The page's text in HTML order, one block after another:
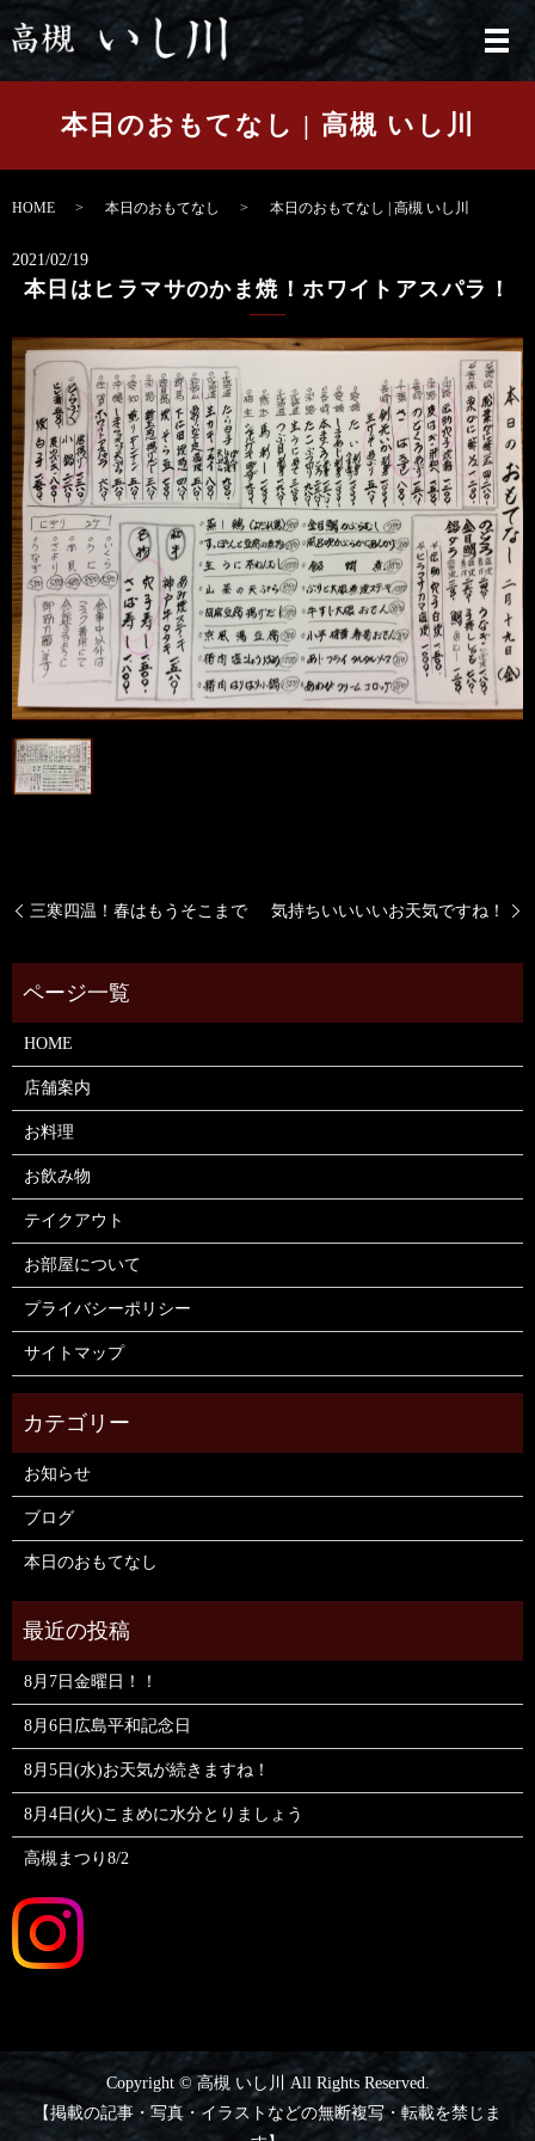
メ
本日のおもてなし | 高槻 いし川
HOME 本日のおもてなし 本日のおもてなし | 高槻 いし川
2021/02/19
本日はヒラマサのかま焼！ホワイトアスパラ！
三寒四温！春はもうそこまで 気持ちいいいいお天気ですね！
HOME
店舗案内
お料理
お飲み物
テイクアウト
お部屋について
プライバシーポリシー
サイトマップ
お知らせ
ブログ
本日のおもてなし
8月7日金曜日！！
8月6日広島平和記念日
8月5日(水)お天気が続きますね！
8月4日(火)こまめに水分とりましょう
高槻まつり8/2
Copyright © 高槻 いし川 All Rights Reserved.
【掲載の記事・写真・イラストなどの無断複写・転載を禁じま